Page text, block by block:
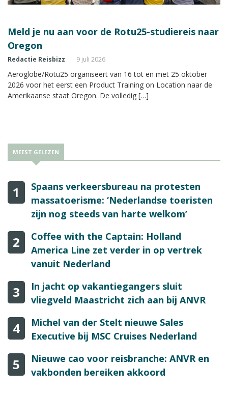
Meld je nu aan voor de Rotu25-studiereis naar
Oregon
Redactie Reisbizz 9 juli 2026
Aeroglobe/Rotu25 organiseert van 16 tot en met 25 oktober
2026 voor het eerst een Product Training on Location naar de
Amerikaanse staat Oregon. De volledig […]
MEEST GELEZEN
1
Spaans verkeersbureau na protesten
massatoerisme: ‘Nederlandse toeristen
zijn nog steeds van harte welkom’
2
Coffee with the Captain: Holland
America Line zet verder in op vertrek
vanuit Nederland
3
In jacht op vakantiegangers sluit
vliegveld Maastricht zich aan bij ANVR
4
Michel van der Stelt nieuwe Sales
Executive bij MSC Cruises Nederland
5
Nieuwe cao voor reisbranche: ANVR en
vakbonden bereiken akkoord